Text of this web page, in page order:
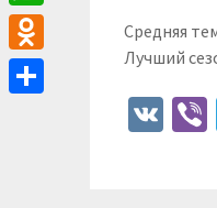
Средняя
Лучший
VK
WhatsApp
Odnoklassniki